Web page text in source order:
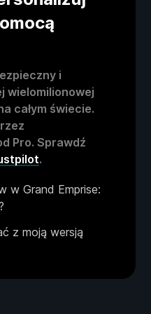
i
wielomilionowej
całym świecie.
Pro. Sprawdź
.
w Grand Emprise:
z moją wersją